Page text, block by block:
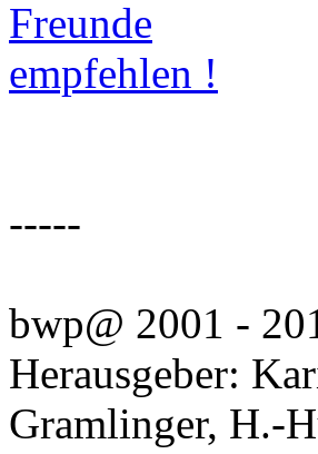
-----
bwp@ 2001 -
Herausgeber:
Gramlinger, H.-